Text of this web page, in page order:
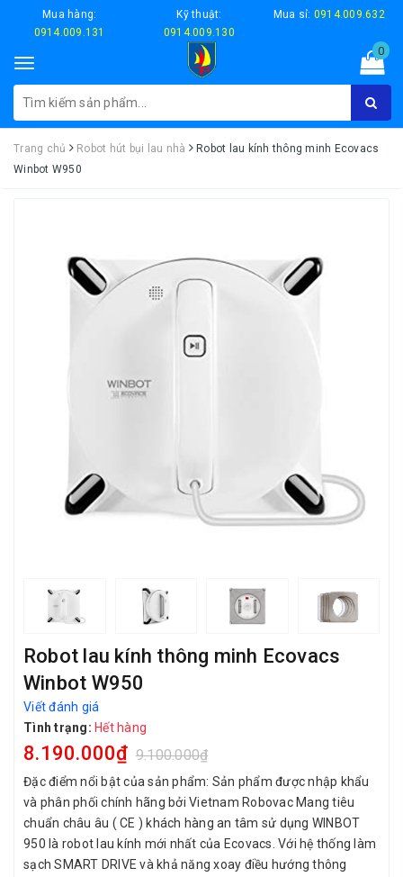
Mua hàng:
0914.009.131
Kỹ thuật:
0914.009.130
Mua sỉ: 0914.009.632
Toggle
navigation
0
Trang chủ Robot hút bụi lau nhà
Robot lau kính thông minh Ecovacs
Winbot W950
Robot lau kính thông minh Ecovacs
Winbot W950
Viết đánh giá
Tình trạng: Hết hàng
8.190.000₫ 9.100.000₫
Đặc điểm nổi bật của sản phẩm: Sản phẩm được nhập khẩu
và phân phối chính hãng bởi Vietnam Robovac Mang tiêu
chuẩn châu âu ( CE ) khách hàng an tâm sử dụng WINBOT
950 là robot lau kính mới nhất của Ecovacs. Với hệ thống làm
sạch SMART DRIVE và khả năng xoay điều hướng thông